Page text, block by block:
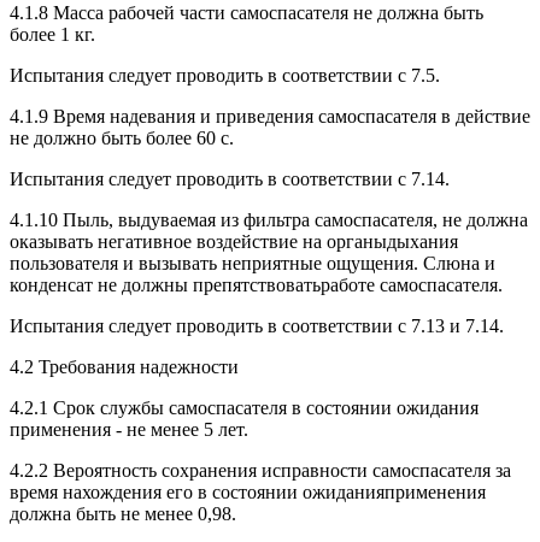
4.1.8 Масса рабочей части самоспасателя не должна быть
более 1 кг.
Испытания следует проводить в соответствии с 7.5.
4.1.9 Время надевания и приведения самоспасателя в действие
не должно быть более 60 с.
Испытания следует проводить в соответствии с 7.14.
4.1.10 Пыль, выдуваемая из фильтра самоспасателя, не должна
оказывать негативное воздействие на органыдыхания
пользователя и вызывать неприятные ощущения. Слюна и
конденсат не должны препятствоватьработе самоспасателя.
Испытания следует проводить в соответствии с 7.13 и 7.14.
4.2 Требования надежности
4.2.1 Срок службы самоспасателя в состоянии ожидания
применения - не менее 5 лет.
4.2.2 Вероятность сохранения исправности самоспасателя за
время нахождения его в состоянии ожиданияприменения
должна быть не менее 0,98.